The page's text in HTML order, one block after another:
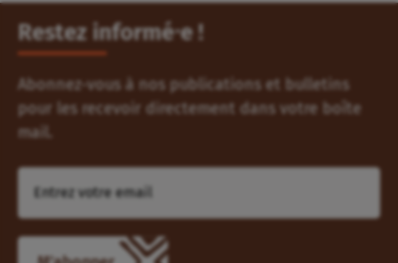
Restez informé⸱e !
Abonnez-vous à nos publications et bulletins
pour les recevoir directement dans votre boîte
mail.